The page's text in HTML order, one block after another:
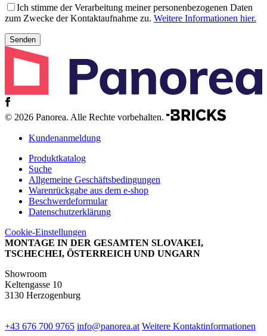
Ich stimme der Verarbeitung meiner personenbezogenen Daten
zum Zwecke der Kontaktaufnahme zu. Weitere Informationen hier.
© 2026 Panorea. Alle Rechte vorbehalten.
Kundenanmeldung
Produktkatalog
Suche
Allgemeine Geschäftsbedingungen
Warenrückgabe aus dem e-shop
Beschwerdeformular
Datenschutzerklärung
Cookie-Einstellungen
MONTAGE IN DER GESAMTEN SLOVAKEI,
TSCHECHEI, ÖSTERREICH UND UNGARN
Showroom
Keltengasse 10
3130 Herzogenburg
+43 676 700 9765 info@panorea.at Weitere Kontaktinformationen